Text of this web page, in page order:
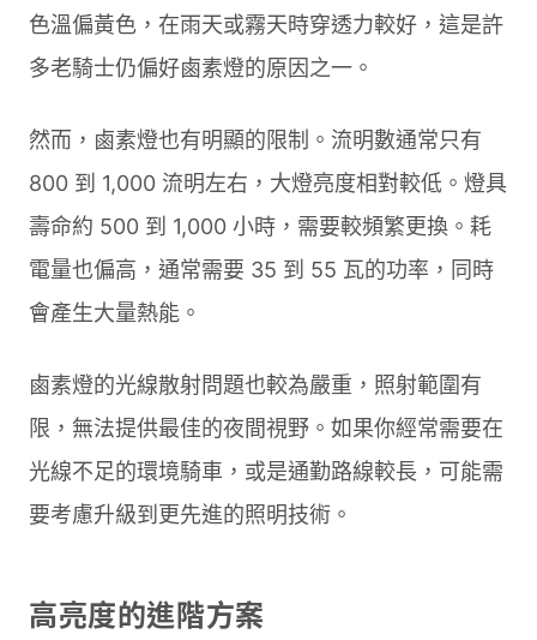
色溫偏黃色，在雨天或霧天時穿透力較好，這是許
多老騎士仍偏好鹵素燈的原因之一。
然而，鹵素燈也有明顯的限制。流明數通常只有
800 到 1,000 流明左右，大燈亮度相對較低。燈具
壽命約 500 到 1,000 小時，需要較頻繁更換。耗
電量也偏高，通常需要 35 到 55 瓦的功率，同時
會產生大量熱能。
鹵素燈的光線散射問題也較為嚴重，照射範圍有
限，無法提供最佳的夜間視野。如果你經常需要在
光線不足的環境騎車，或是通勤路線較長，可能需
要考慮升級到更先進的照明技術。
高亮度的進階方案